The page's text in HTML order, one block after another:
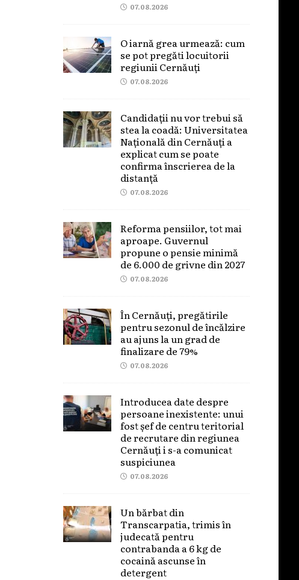
07.08.2026
O iarnă grea urmează: cum
se pot pregăti locuitorii
regiunii Cernăuți
07.08.2026
Candidații nu vor trebui să
stea la coadă: Universitatea
Națională din Cernăuți a
explicat cum se poate
confirma înscrierea de la
distanță
07.08.2026
Reforma pensiilor, tot mai
aproape. Guvernul
propune o pensie minimă
de 6.000 de grivne din 2027
07.08.2026
În Cernăuți, pregătirile
pentru sezonul de încălzire
au ajuns la un grad de
finalizare de 79%
07.08.2026
Introducea date despre
persoane inexistente: unui
fost șef de centru teritorial
de recrutare din regiunea
Cernăuți i s-a comunicat
suspiciunea
07.08.2026
Un bărbat din
Transcarpatia, trimis în
judecată pentru
contrabanda a 6 kg de
cocaină ascunse în
detergent